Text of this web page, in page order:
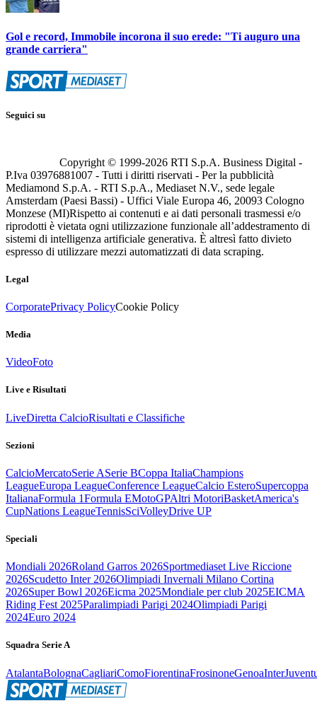
Gol e record, Immobile incorona il suo erede: "Ti auguro una
grande carriera"
Seguici su
Copyright © 1999-2026 RTI S.p.A. Business Digital -
P.Iva 03976881007 - Tutti i diritti riservati - Per la pubblicità
Mediamond S.p.A. - RTI S.p.A., Mediaset N.V., sede legale
Amsterdam (Paesi Bassi) - Uffici Viale Europa 46, 20093 Cologno
Monzese (MI)Rispetto ai contenuti e ai dati personali trasmessi e/o
riprodotti è vietata ogni utilizzazione funzionale all’addestramento di
sistemi di intelligenza artificiale generativa. È altresì fatto divieto
espresso di utilizzare mezzi automatizzati di data scraping.
Legal
CorporatePrivacy PolicyCookie Policy
Media
VideoFoto
Live e Risultati
LiveDiretta CalcioRisultati e Classifiche
Sezioni
CalcioMercatoSerie ASerie BCoppa ItaliaChampions
LeagueEuropa LeagueConference LeagueCalcio EsteroSupercoppa
ItalianaFormula 1Formula EMotoGPAltri MotoriBasketAmerica's
CupNations LeagueTennisSciVolleyDrive UP
Speciali
Mondiali 2026Roland Garros 2026Sportmediaset Live Riccione
2026Scudetto Inter 2026Olimpiadi Invernali Milano Cortina
2026Super Bowl 2026Eicma 2025Mondiale per club 2025EICMA
Riding Fest 2025Paralimpiadi Parigi 2024Olimpiadi Parigi
2024Euro 2024
Squadra Serie A
AtalantaBolognaCagliariComoFiorentinaFrosinoneGenoaInter